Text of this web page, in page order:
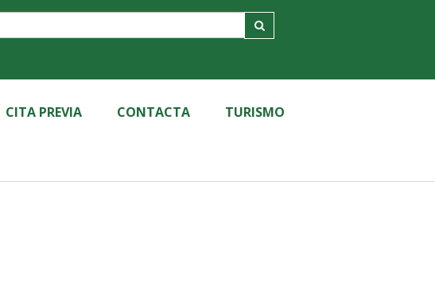
CITA PREVIA CONTACTA TURISMO